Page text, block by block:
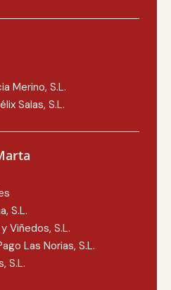
Merino, S.L.
Salas, S.L.
S.L.
Viñedos, S.L.
Las Norias, S.L.
S.L.